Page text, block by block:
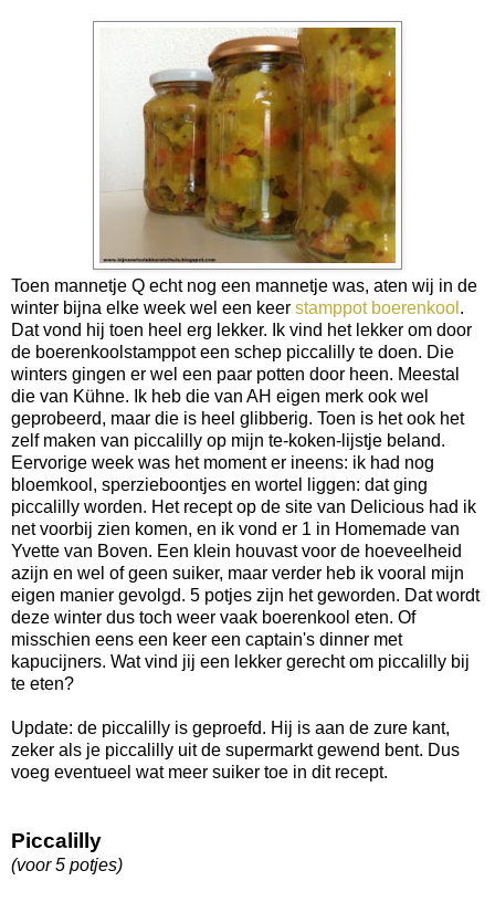
Toen mannetje Q echt nog een mannetje was, aten wij in de
winter bijna elke week wel een keer stamppot boerenkool .
Dat vond hij toen heel erg lekker. Ik vind het lekker om door
de boerenkoolstamppot een schep piccalilly te doen. Die
winters gingen er wel een paar potten door heen. Meestal
die van Kühne. Ik heb die van AH eigen merk ook wel
geprobeerd, maar die is heel glibberig. Toen is het ook het
zelf maken van piccalilly op mijn te-koken-lijstje beland.
Eervorige week was het moment er ineens: ik had nog
bloemkool, sperzieboontjes en wortel liggen: dat ging
piccalilly worden. Het recept op de site van Delicious had ik
net voorbij zien komen, en ik vond er 1 in Homemade van
Yvette van Boven. Een klein houvast voor de hoeveelheid
azijn en wel of geen suiker, maar verder heb ik vooral mijn
eigen manier gevolgd. 5 potjes zijn het geworden. Dat wordt
deze winter dus toch weer vaak boerenkool eten. Of
misschien eens een keer een captain's dinner met
kapucijners. Wat vind jij een lekker gerecht om piccalilly bij
te eten?
Update: de piccalilly is geproefd. Hij is aan de zure kant,
zeker als je piccalilly uit de supermarkt gewend bent. Dus
voeg eventueel wat meer suiker toe in dit recept.
Piccalilly
(voor 5 potjes)